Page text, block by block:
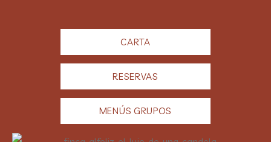
CARTA
RESERVAS
MENÚS GRUPOS